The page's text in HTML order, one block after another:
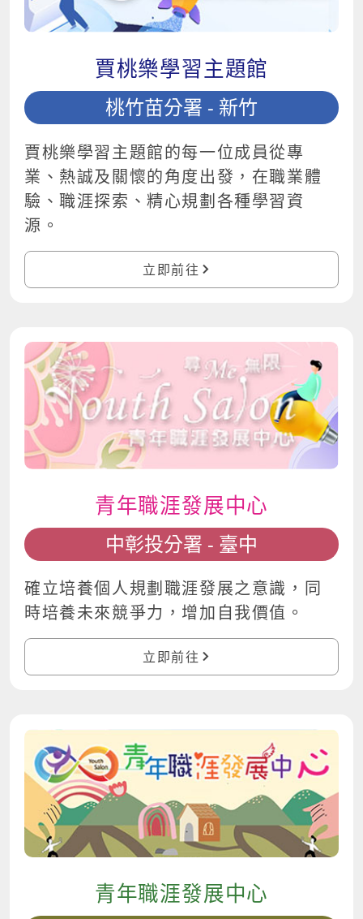
賈桃樂學習主題館
桃竹苗分署 - 新竹
賈桃樂學習主題館的每一位成員從專
業、熱誠及關懷的角度出發，在職業體
驗、職涯探索、精心規劃各種學習資
源。
立即前往
青年職涯發展中心
中彰投分署 - 臺中
確立培養個人規劃職涯發展之意識，同
時培養未來競爭力，增加自我價值。
立即前往
青年職涯發展中心